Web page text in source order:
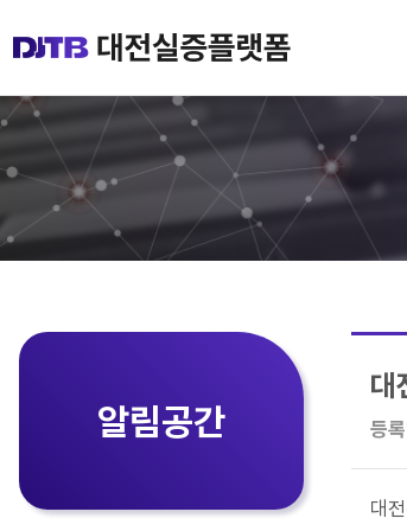
알림공간
대
등
대